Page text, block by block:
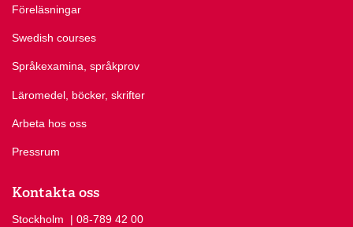
Föreläsningar
Swedish courses
Språkexamina, språkprov
Läromedel, böcker, skrifter
Arbeta hos oss
Pressrum
Kontakta oss
Stockholm Ring Stockholm på
| 08-789 42 00